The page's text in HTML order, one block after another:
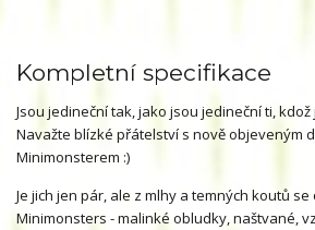
Kompletní specifikace
Jsou jedineční tak, jako jsou jedineční ti,
Navažte blízké přátelství s nově objeveným
Minimonsterem :)
Je jich jen pár, ale z mlhy a temných koutů se
Minimonsters - malinké obludky, naštvané,